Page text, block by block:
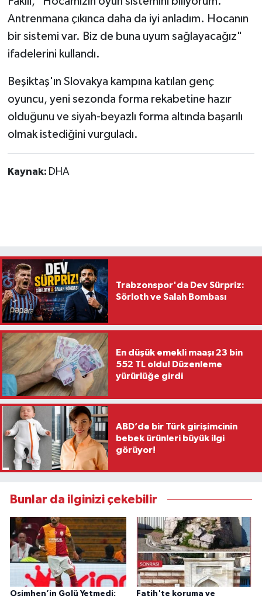
Antrenmana çıkınca daha da iyi anladım. Hocanın
bir sistemi var. Biz de buna uyum sağlayacağız"
ifadelerini kullandı.
Beşiktaş'ın Slovakya kampına katılan genç
oyuncu, yeni sezonda forma rekabetine hazır
olduğunu ve siyah-beyazlı forma altında başarılı
olmak istediğini vurguladı.
Kaynak: DHA
Trabzonspor'da Dev Sürpriz:
Sörloth ve Salah Bombası
En düşük emekli maaşı 23 bin
552 TL oldu! Düzenleme
yürürlüğe girdi
ABD’de bir Türk girişimcinin
bebek ürünleri büyük ilgi
görüyor!
Bunlar da ilginizi çekebilir
Osimhen’in Golü Yetmedi: Fatih'te koruma ve